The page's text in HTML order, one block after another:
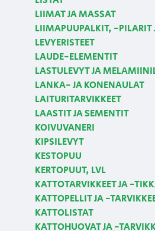
LIIMAT JA MASSAT
LIIMAPUUPALKIT, -PILARIT
LEVYERISTEET
LAUDE-ELEMENTIT
LASTULEVYT JA
LANKA- JA KONENAULAT
LAITURITARVIKKEET
LAASTIT JA SEMENTIT
KOIVUVANERI
KIPSILEVYT
KESTOPUU
KERTOPUUT, LVL
KATTOTARVIKKEET JA -
KATTOPELLIT JA -
KATTOLISTAT
KATTOHUOVAT JA -